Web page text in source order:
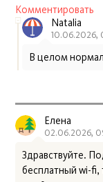
Комментировать
Natalia
10.06.2026,
В целом
Елена
02.06.2026,
Здравствуйте.
бесплатный wi-